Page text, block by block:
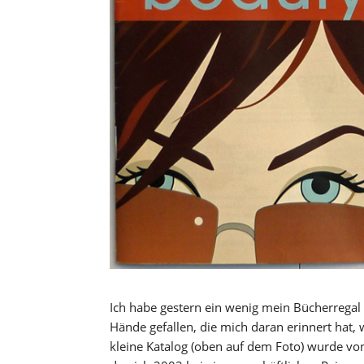
Ich habe gestern ein wenig mein
Hände gefallen, die mich daran erinnert hat,
kleine Katalog (oben auf dem Foto) wurde